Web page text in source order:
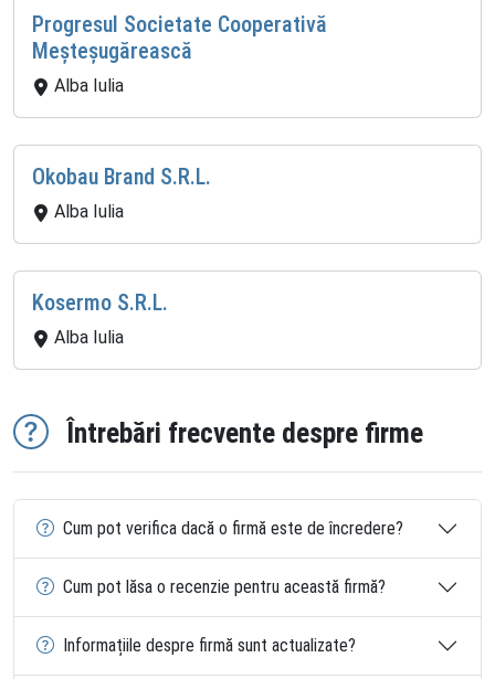
Progresul Societate Cooperativă
Meșteșugărească
Alba Iulia
Okobau Brand S.R.L.
Alba Iulia
Kosermo S.R.L.
Alba Iulia
Întrebări frecvente despre firme
Cum pot verifica dacă o firmă este de încredere?
Cum pot lăsa o recenzie pentru această firmă?
Informațiile despre firmă sunt actualizate?